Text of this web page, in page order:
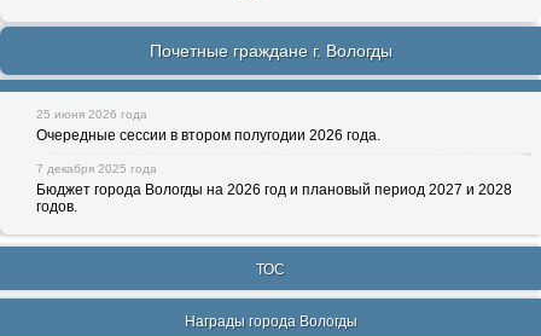
Почетные граждане г. Вологды
25 июня 2026 года
Очередные сессии в втором полугодии 2026 года.
7 декабря 2025 года
Бюджет города Вологды на 2026 год и плановый период 2027 и 2028
годов.
ТОС
Награды города Вологды